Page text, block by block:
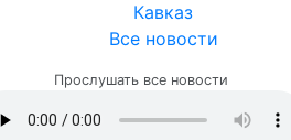
Кавказ
Все новости
Прослушать все новости